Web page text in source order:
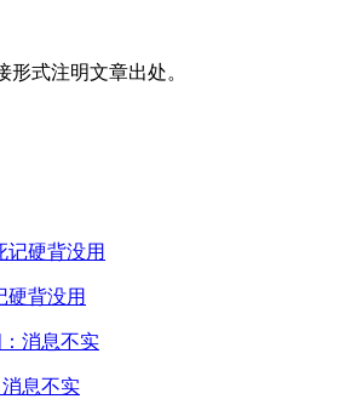
式注明文章出处。
硬背没用
息不实